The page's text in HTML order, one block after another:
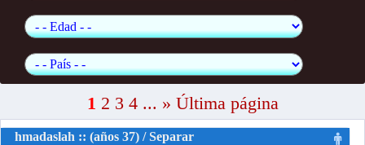
1 2 3 4... » Última página
hmadaslah :: (años 37) / Separar